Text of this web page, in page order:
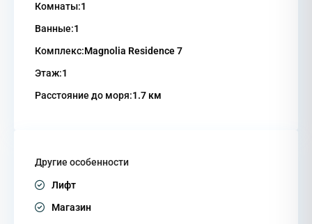
Комнаты:1
Ванные:1
Комплекс:Magnolia Residence 7
Этаж:1
Расстояние до моря:1.7 км
Другие особенности
Лифт
Магазин